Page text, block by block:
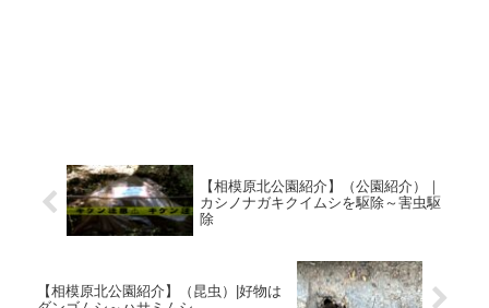
【相模原北公園紹介】（公園紹介）｜
カシノナガキクイムシを駆除～害虫駆
除
【相模原北公園紹介】（昆虫）|好物は